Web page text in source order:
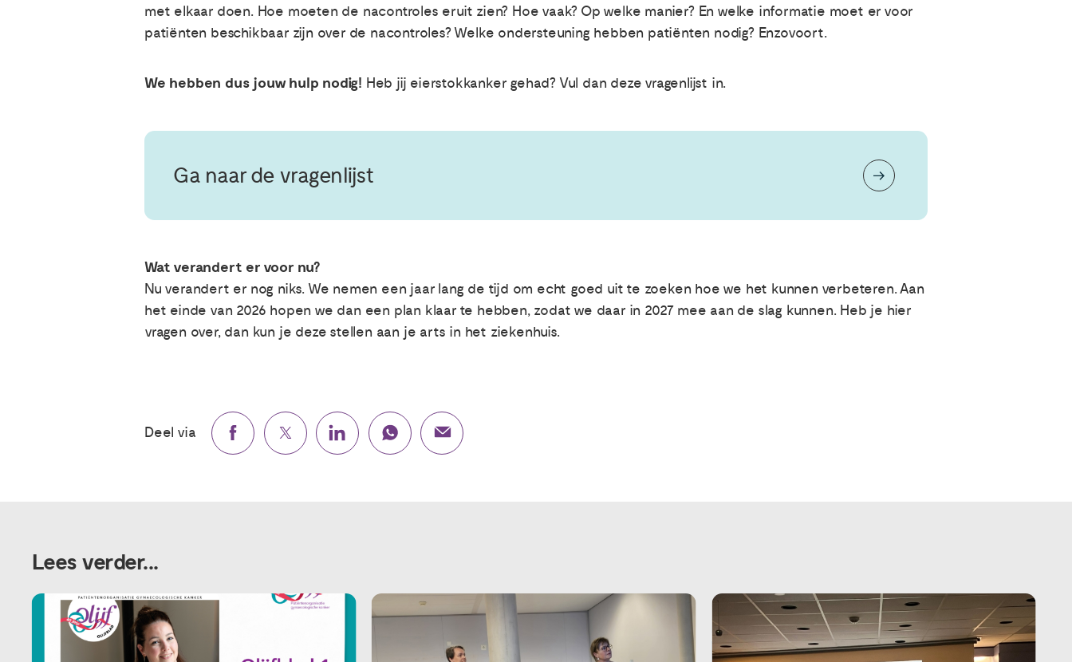
met elkaar doen. Hoe moeten de nacontroles eruit zien? Hoe vaak? Op welke manier? En welke informatie moet er voor
patiënten beschikbaar zijn over de nacontroles? Welke ondersteuning hebben patiënten nodig? Enzovoort.
We hebben dus jouw hulp nodig! Heb jij eierstokkanker gehad? Vul dan deze vragenlijst in.
Ga naar de vragenlijst
Wat verandert er voor nu?
Nu verandert er nog niks. We nemen een jaar lang de tijd om echt goed uit te zoeken hoe we het kunnen verbeteren. Aan
het einde van 2026 hopen we dan een plan klaar te hebben, zodat we daar in 2027 mee aan de slag kunnen. Heb je hier
vragen over, dan kun je deze stellen aan je arts in het ziekenhuis.
Deel via
Lees verder...